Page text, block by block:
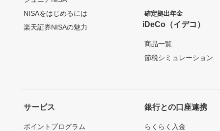
NISAをはじめるには
楽天証券NISAの魅力
確定拠出年金
iDeCo（イデコ）
商品一覧
節税シミュレーション
サービス
ポイントプログラム
銀行との口座連携
らくらく入金